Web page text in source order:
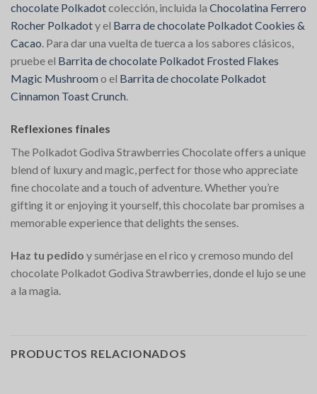
chocolate Polkadotcolección, incluida la Chocolatina Ferrero
Rocher Polkadoty el Barra de chocolate Polkadot Cookies &
Cacao. Para dar una vuelta de tuerca a los sabores clásicos,
pruebe el Barrita de chocolate Polkadot Frosted Flakes
Magic Mushroom o el Barrita de chocolate Polkadot
Cinnamon Toast Crunch.
Reflexiones finales
The Polkadot Godiva Strawberries Chocolate offers a unique
blend of luxury and magic, perfect for those who appreciate
fine chocolate and a touch of adventure. Whether you’re
gifting it or enjoying it yourself, this chocolate bar promises a
memorable experience that delights the senses.
Haz tu pedido y sumérjase en el rico y cremoso mundo del
chocolate Polkadot Godiva Strawberries, donde el lujo se une
a la magia.
PRODUCTOS RELACIONADOS